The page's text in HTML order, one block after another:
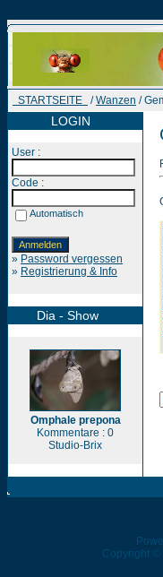
STARTSEITE /Wanzen /
LOGIN
User :
Code :
Automatisch
» Password vergessen
» Registrierung & Info
Dia - Show
Omphale prepona
Kommentare : 0
Studio-Brix
Copyright ©